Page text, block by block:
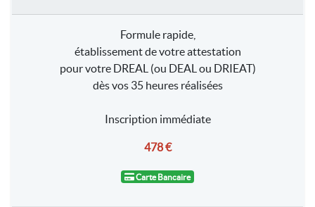
Formule rapide,
établissement de votre attestation
pour votre DREAL (ou DEAL ou DRIEAT)
dès vos 35 heures réalisées
Inscription immédiate
478 €
Carte Bancaire